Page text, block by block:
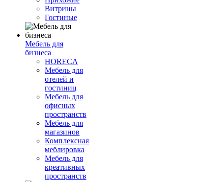
Витрины
Гостиные
Мебель для
бизнеса
HORECA
Мебель для
отелей и
гостиниц
Мебель для
офисных
пространств
Мебель для
магазинов
Комплексная
меблировка
Мебель для
креативных
пространств